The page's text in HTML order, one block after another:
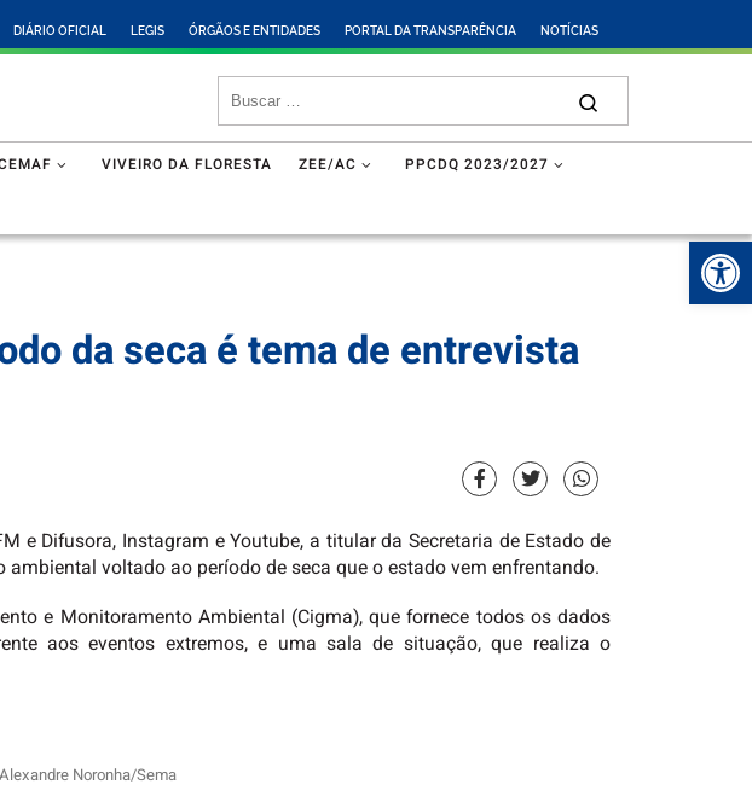
DIÁRIO OFICIAL LEGIS ÓRGÃOS E ENTIDADES PORTAL DA TRANSPARÊNCIA NOTÍCIAS
VIVEIRO DA FLORESTA ZEE/AC PPCDQ 2023/2027
da seca é tema de entrevista
e Difusora, Instagram e Youtube, a titular da Secretaria de Estado de
voltado ao período de seca que o estado vem enfrentando.
e Monitoramento Ambiental (Cigma), que fornece todos os dados
aos eventos extremos, e uma sala de situação, que realiza o
Noronha/Sema